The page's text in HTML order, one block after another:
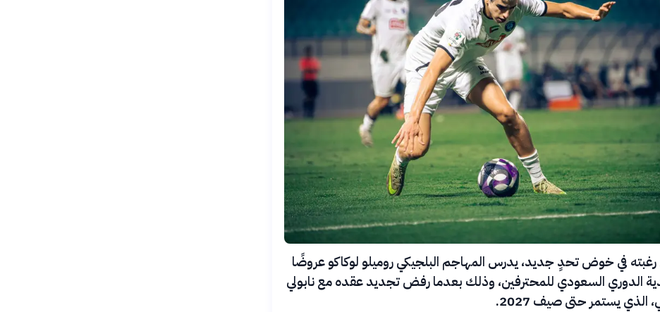
في خوض تحدٍ جديد، يدرس المهاجم البلجيكي روميلو لوكاكو عروضًا
الدوري السعودي للمحترفين، وذلك بعدما رفض تجديد عقده مع نابولي
الذي يستمر حتى صيف 2027.